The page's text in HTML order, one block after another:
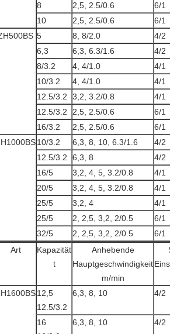
8
2,5, 2.5/0.6 6/1
10
2,5, 2.5/0.6 6/1
5 8, 8/2.0 4/2
6,3
6,3, 6.3/1.6 4/2
8/3.2
4, 4/1.0 4/1
10/3.2
4, 4/1.0 4/1
12.5/3.2
3,2, 3.2/0.8 4/1
12.5/3.2
2,5, 2.5/0.6 6/1
16/3.2
2,5, 2.5/0.6 6/1
10/3.2 6,3, 8, 10, 6.3/1.6 4/2
12.5/3.2
6,3, 8 4/2
16/5
3,2, 4, 5, 3.2/0.8 4/1
20/5
3,2, 4, 5, 3.2/0.8 4/1
25/5
3,2, 4 4/1
25/5
2, 2,5, 3,2, 2/0.5 6/1
32/5
2, 2,5, 3,2, 2/0.5 6/1
Art
Kapazität
t
Anhebende
Hauptgeschwindigkeit
m/min
12,5
12.5/3.2
6,3, 8, 10 4/2
16
6,3, 8, 10 4/2